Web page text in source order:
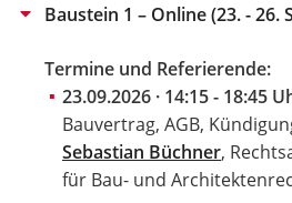
Baustein 1 – Online (23. - 26.
Termine und Referierende:
23.09.2026 · 14:15 - 18:45
Bauvertrag, AGB,
Sebastian Büchner,
für Bau- und